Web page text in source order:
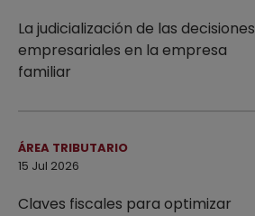
La judicialización de las decisiones
empresariales en la empresa
familiar
ÁREA TRIBUTARIO
15 Jul 2026
Claves fiscales para optimizar